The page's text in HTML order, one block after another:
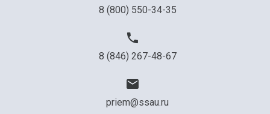
8 (800) 550-34-35
8 (846) 267-48-67
priem@ssau.ru